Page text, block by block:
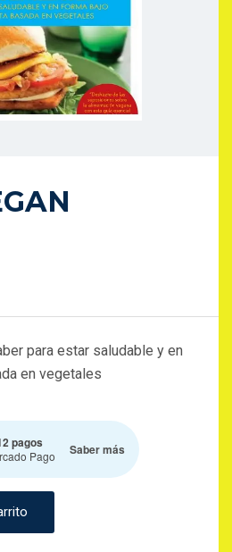
para estar saludable y en
en vegetales
pagos
Pago Saber más